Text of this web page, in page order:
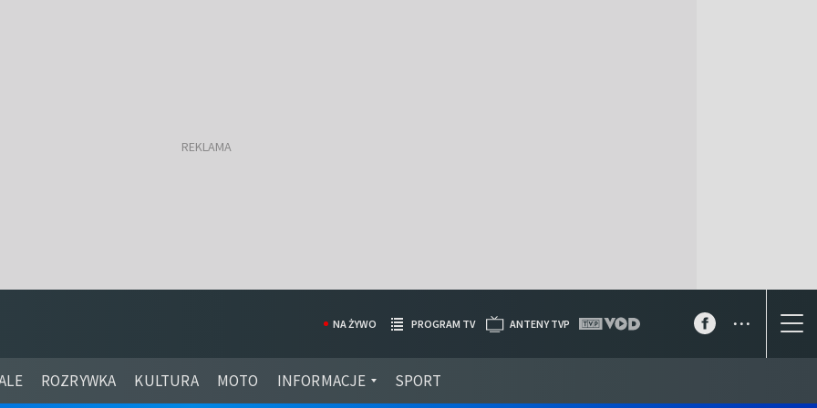
ROZRYWKA KULTURA MOTO INFORMACJE SPORT
NA ŻYWO PROGRAM TV ANTENY TVP ...